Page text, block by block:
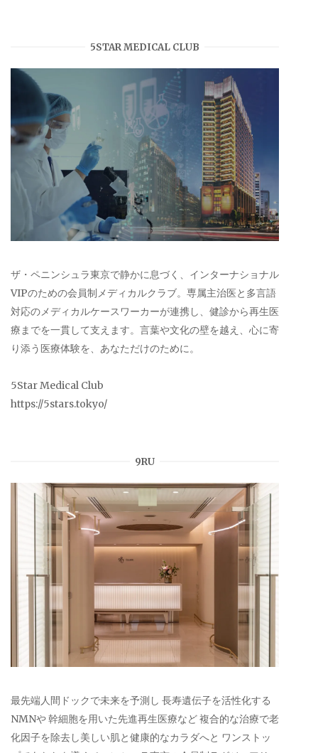
5STAR MEDICAL CLUB
ザ・ペニンシュラ東京で静かに息づく、インターナショナル
VIPのための会員制メディカルクラブ。専属主治医と多言語
対応のメディカルケースワーカーが連携し、健診から再生医
療までを一貫して支えます。言葉や文化の壁を越え、心に寄
り添う医療体験を、あなただけのために。
5Star Medical Club
https://5stars.tokyo/
9RU
最先端人間ドックで未来を予測し 長寿遺伝子を活性化する
NMNや 幹細胞を用いた先進再生医療など 複合的な治療で老
化因子を除去し美しい肌と健康的なカラダへと ワンストッ